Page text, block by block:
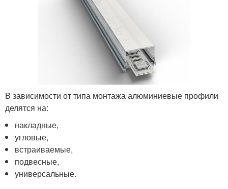
В зависимости от типа монтажа алюминиевые профили
делятся на:
накладные,
угловые,
встраиваемые,
подвесные,
универсальные.